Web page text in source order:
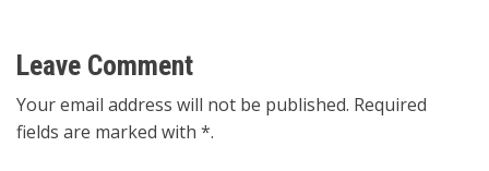
Leave Comment
Your email address will not be published. Required
fields are marked with *.